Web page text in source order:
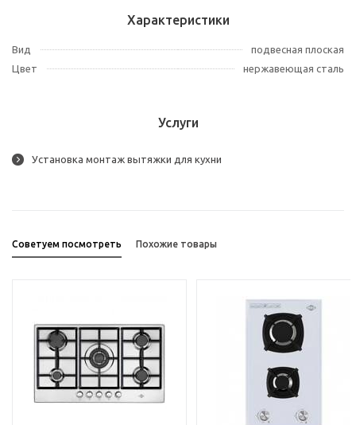
Характеристики
Вид
подвесная плоская
Цвет
нержавеющая сталь
Услуги
Установка монтаж вытяжки для кухни
Советуем посмотреть Похожие товары